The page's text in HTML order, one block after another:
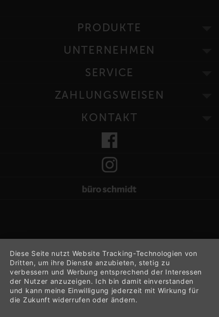
PRODUKTE
UNTERNEHMEN
SERVICE
ZAHLUNGSWEISEN
KONTAKT
Diese Seite nutzt Website Tracking-Technologien von
Dritten, um ihre Dienste anzubieten, stetig zu
verbessern und Werbung entsprechend der Interessen
der Nutzer anzuzeigen. Ich bin damit einverstanden
und kann meine Einwilligung jederzeit mit Wirkung für
die Zukunft widerrufen oder ändern.